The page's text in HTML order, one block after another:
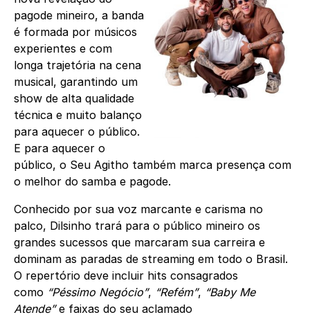
pagode mineiro, a banda
é formada por músicos
experientes e com
longa trajetória na cena
musical, garantindo um
show de alta qualidade
técnica e muito balanço
para aquecer o público.
E para aquecer o
público, o Seu Agitho também marca presença com
o melhor do samba e pagode.
Conhecido por sua voz marcante e carisma no
palco, Dilsinho trará para o público mineiro os
grandes sucessos que marcaram sua carreira e
dominam as paradas de streaming em todo o Brasil.
O repertório deve incluir hits consagrados
como “Péssimo Negócio”, “Refém”, “Baby Me
Atende”e faixas do seu aclamado